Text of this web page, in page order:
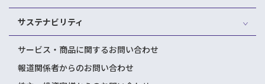
サステナビリティ
サービス・商品に関するお問い合わせ
報道関係者からのお問い合わせ